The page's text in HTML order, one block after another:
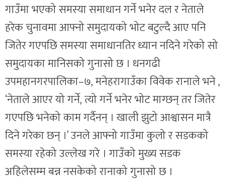
गाउँमा भएको समस्या समाधान गर्ने भनेर दल र नेताले
हरेक चुनावमा आफ्नो समुदायको भोट बटुल्दै आए पनि
जितेर गएपछि समस्या समाधानतिर ध्यान नदिने गरेको सो
समुदायका मानिसको गुनासो छ । धनगढी
उपमहानगरपालिका–७, मनेहरागाउँका विवेक रानाले भने ,
‘नेताले आएर यो गर्ने, त्यो गर्ने भनेर भोट माग्छन् तर जितेर
गएपछि भनेको काम गर्दैनन् । खाली झुटो आश्वासन मात्रै
दिने गरेका छन् ।’ उनले आफ्नो गाउँमा कुलो र सडकको
समस्या रहेको उल्लेख गरे । गाउँको मुख्य सडक
अहिलेसम्म बन्न नसकेको रानाको गुनासो छ ।